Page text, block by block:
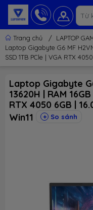
Trang chủ / LAPTOP
Laptop Gigabyte G6 MF
SSD 1TB PCle | VGA RTX
Laptop Gigabyte
13620H | RAM
RTX 4050 6GB |
Win11
So sánh